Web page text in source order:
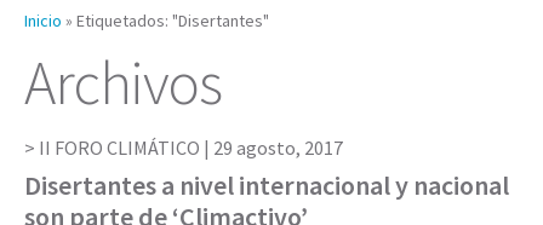
Inicio » Etiquetados: "Disertantes"
Archivos
II FORO CLIMÁTICO | 29 agosto, 2017
Disertantes a nivel internacional y nacional
son parte de ‘Climactivo’